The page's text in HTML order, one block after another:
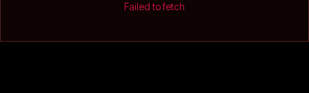
Failed to fetch